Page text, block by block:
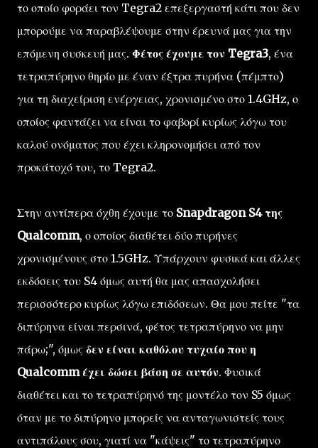
το οποίο φοράει τον Tegra2 επεξεργαστή κάτι που δεν
μπορούμε να παραβλέψουμε στην έρευνά μας για την
επόμενη συσκευή μας. Φέτος έχουμε τον Tegra3, ένα
τετραπύρηνο θηρίο με έναν έξτρα πυρήνα (πέμπτο)
για τη διαχείριση ενέργειας, χρονισμένο στο 1.4GHz, ο
οποίος φαντάζει να είναι το φαβορί κυρίως λόγω του
καλού ονόματος που έχει κληρονομήσει από τον
προκάτοχό του, το Tegra2.
Στην αντίπερα όχθη έχουμε το Snapdragon S4 της
Qualcomm, ο οποίος διαθέτει δύο πυρήνες
χρονισμένους στο 1.5GHz. Υπάρχουν φυσικά και άλλες
εκδόσεις του S4 όμως αυτή θα μας απασχολήσει
περισσότερο κυρίως λόγω επιδόσεων. Θα μου πείτε "τα
διπύρηνα είναι περσινά, φέτος τετραπύρηνο να μην
πάρω;", όμως δεν είναι καθόλου τυχαίο που η
Qualcomm έχει δώσει βάση σε αυτόν. Φυσικά
διαθέτει και το τετραπύρηνό της μοντέλο τον S5 όμως
όταν με το διπύρηνο μπορείς να ανταγωνιστείς τους
αντιπάλους σου, γιατί να "κάψεις" το τετραπύρηνο